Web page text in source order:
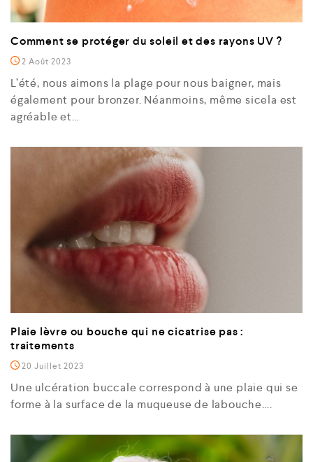
Comment se protéger du soleil et des rayons UV ?
2 Août 2023
L’été, nous aimons la plage pour nous baigner, mais
également pour bronzer. Néanmoins, même sicela est
agréable et…
Plaie lèvre ou bouche qui ne cicatrise pas :
traitements
20 Juillet 2023
Une ulcération buccale correspond à une plaie qui se
forme à la surface de la muqueuse de labouche….